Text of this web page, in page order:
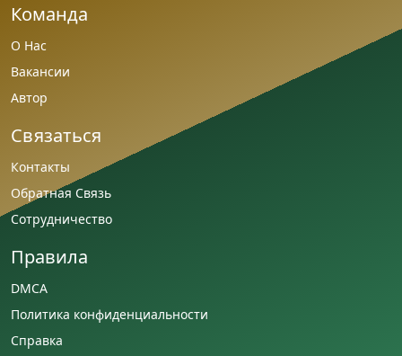
Команда
О Нас
Вакансии
Автор
Связаться
Контакты
Обратная Связь
Сотрудничество
Правила
DMCA
Политика конфиденциальности
Справка